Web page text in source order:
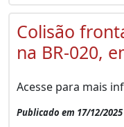
Colisão
na BR-020,
Acesse para mais
Publicado em 17/12/2025